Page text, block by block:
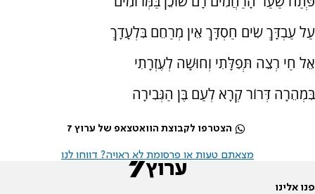
עַל עַבְדָּךְ שִׂים חַסְדָּךְ אֵין מְרַחֵם בִּלְעָדָךְ
אֵל חַי רְצֵה תְּפִלָּתִי וְחוּשָׁה לְעֶזְרָתִי
בִּמְהֵרָה דְּרוֹר קְרָא לְעַם בֶּן הַגְּבִירָה
הצטרפו לקבוצת הוואטצאפ של ערוץ 7
מצאתם טעות או פרסומת לא ראויה? דווחו לנו
פנו אלינו